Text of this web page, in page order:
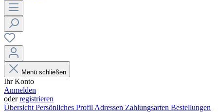
Menü schließen
Ihr Konto
Anmelden
oderregistrieren
Übersicht Persönliches Profil Adressen Zahlungsarten Bestellungen